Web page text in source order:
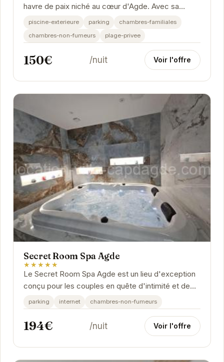
havre de paix niché au cœur d'Agde. Avec sa
piscine extérieure, sa plage privée et ses...
piscine-exterieure parking
chambres-familiales
chambres-non-fumeurs
plage-privee
150€ /nuit Voir l'offre
Secret Room Spa Agde
★★★★★
Le Secret Room Spa Agde est un lieu d'exception
conçu pour les couples en quête d'intimité et de
détente. L'établissement offre un cadre...
parking internet chambres-non-fumeurs
194€ /nuit Voir l'offre